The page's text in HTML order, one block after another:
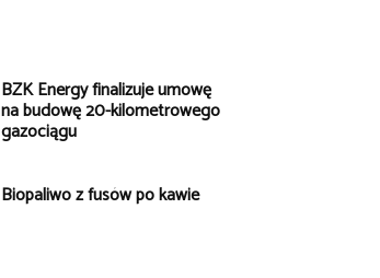
BZK Energy finalizuje umowę
na budowę 20-kilometrowego
gazociągu
Biopaliwo z fusów po kawie